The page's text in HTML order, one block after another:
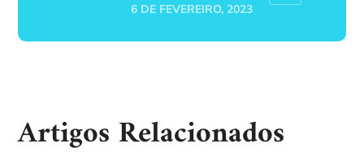
6 DE FEVEREIRO, 2023
Artigos Relacionados